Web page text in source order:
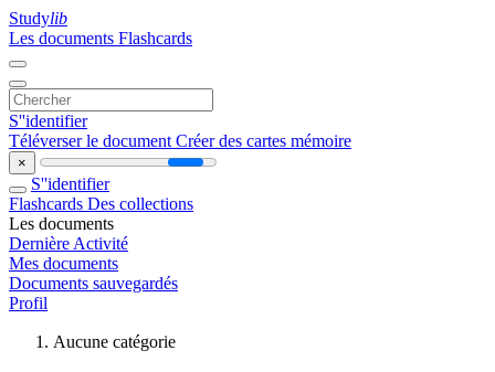
Studylib
Les documents Flashcards
S''identifier
Téléverser le document Créer des cartes mémoire
×
S''identifier
Flashcards Des collections
Les documents
Dernière Activité
Mes documents
Documents sauvegardés
Profil
Aucune catégorie